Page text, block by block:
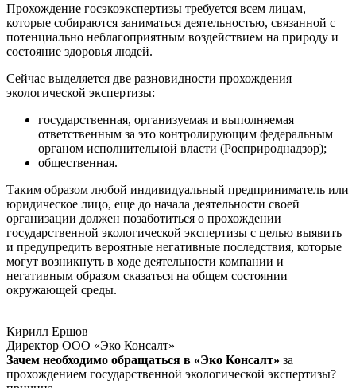
Прохождение госэкоэкспертизы требуется всем лицам,
которые собираются заниматься деятельностью, связанной с
потенциально неблагоприятным воздействием на природу и
состояние здоровья людей.
Сейчас выделяется две разновидности прохождения
экологической экспертизы:
государственная, организуемая и выполняемая
ответственным за это контролирующим федеральным
органом исполнительной власти (Росприроднадзор);
общественная.
Таким образом любой индивидуальный предприниматель или
юридическое лицо, еще до начала деятельности своей
организации должен позаботиться о прохождении
государственной экологической экспертизы с целью выявить
и предупредить вероятные негативные последствия, которые
могут возникнуть в ходе деятельности компании и
негативным образом сказаться на общем состоянии
окружающей среды.
Кирилл Ершов
Директор ООО «Эко Консалт»
Зачем необходимо обращаться в «Эко Консалт» за
прохождением государственной экологической экспертизы?